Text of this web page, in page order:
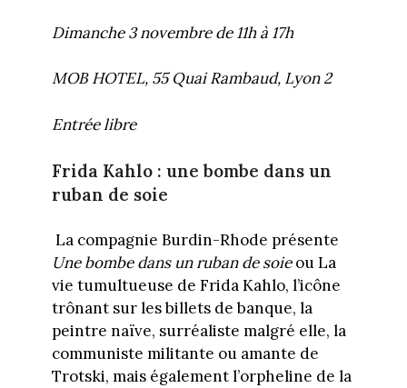
Dimanche 3 novembre de 11h à 17h
MOB HOTEL, 55 Quai Rambaud, Lyon 2
Entrée libre
Frida Kahlo : une bombe dans un
ruban de soie
La compagnie Burdin-Rhode présente
Une bombe dans un ruban de soieou La
vie tumultueuse de Frida Kahlo, l’icône
trônant sur les billets de banque, la
peintre naïve, surréaliste malgré elle, la
communiste militante ou amante de
Trotski, mais également l’orpheline de la